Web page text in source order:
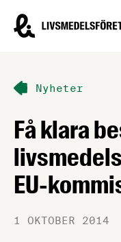
Livsmedelsföretagen
Nyheter
Få klara
EU-
1 OKTOBER 2014